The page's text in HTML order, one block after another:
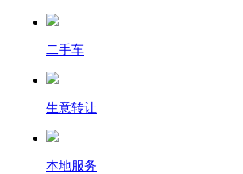
二手车
生意转让
本地服务